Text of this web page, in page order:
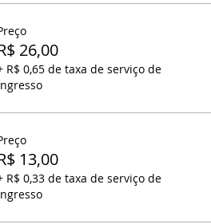
26,00
R$ 0,65 de taxa de serviço de
13,00
R$ 0,33 de taxa de serviço de